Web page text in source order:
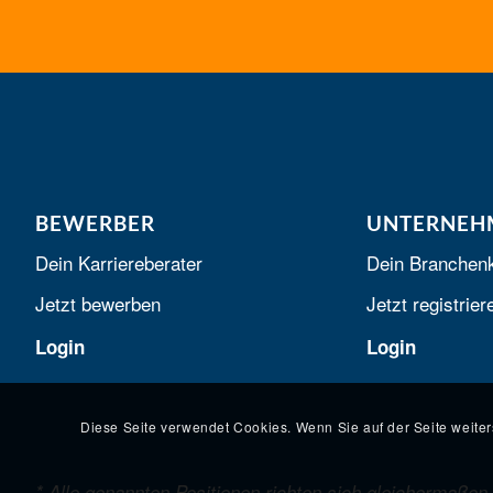
BEWERBER
Dein Karriereberater
Jetzt bewerben
Login
Dein
Jetzt
Login
Diese Seite verwendet Cookies. Wenn Sie auf der Seite